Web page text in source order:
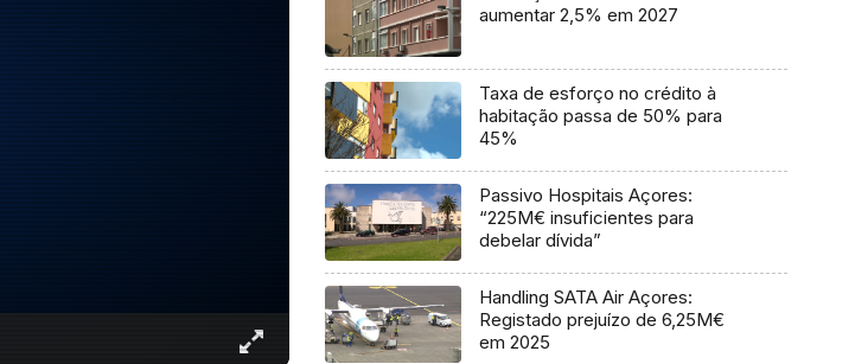
aumentar 2,5% em 2027
Taxa de esforço no crédito à
habitação passa de 50% para
45%
Passivo Hospitais Açores:
“225M€ insuficientes para
debelar dívida”
Handling SATA Air Açores:
Registado prejuízo de 6,25M€
em 2025